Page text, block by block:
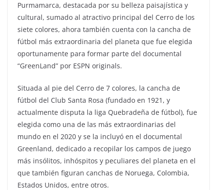
Purmamarca, destacada por su belleza paisajística y
cultural, sumado al atractivo principal del Cerro de los
siete colores, ahora también cuenta con la cancha de
fútbol más extraordinaria del planeta que fue elegida
oportunamente para formar parte del documental
“GreenLand” por ESPN originals.
Situada al pie del Cerro de 7 colores, la cancha de
fútbol del Club Santa Rosa (fundado en 1921, y
actualmente disputa la liga Quebradeña de fútbol), fue
elegida como una de las más extraordinarias del
mundo en el 2020 y se la incluyó en el documental
Greenland, dedicado a recopilar los campos de juego
más insólitos, inhóspitos y peculiares del planeta en el
que también figuran canchas de Noruega, Colombia,
Estados Unidos, entre otros.